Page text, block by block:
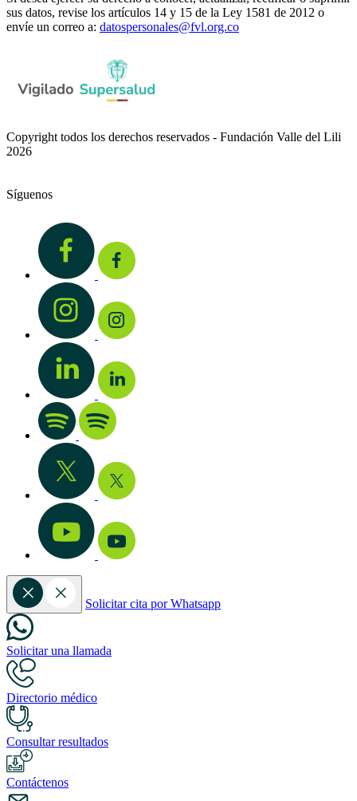
sus datos, revise los artículos 14 y 15 de la Ley 1581 de 2012 o
envíe un correo a: datospersonales@fvl.org.co
Copyright todos los derechos reservados - Fundación Valle del Lili
2026
Síguenos
Solicitar cita por Whatsapp
Solicitar una llamada
Directorio médico
Consultar resultados
Contáctenos